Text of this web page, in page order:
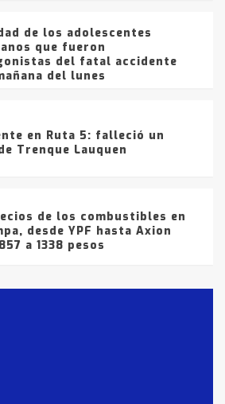
de los adolescentes
que fueron
del fatal accidente
del lunes
en Ruta 5: falleció un
Trenque Lauquen
de los combustibles en
desde YPF hasta Axion
a 1338 pesos